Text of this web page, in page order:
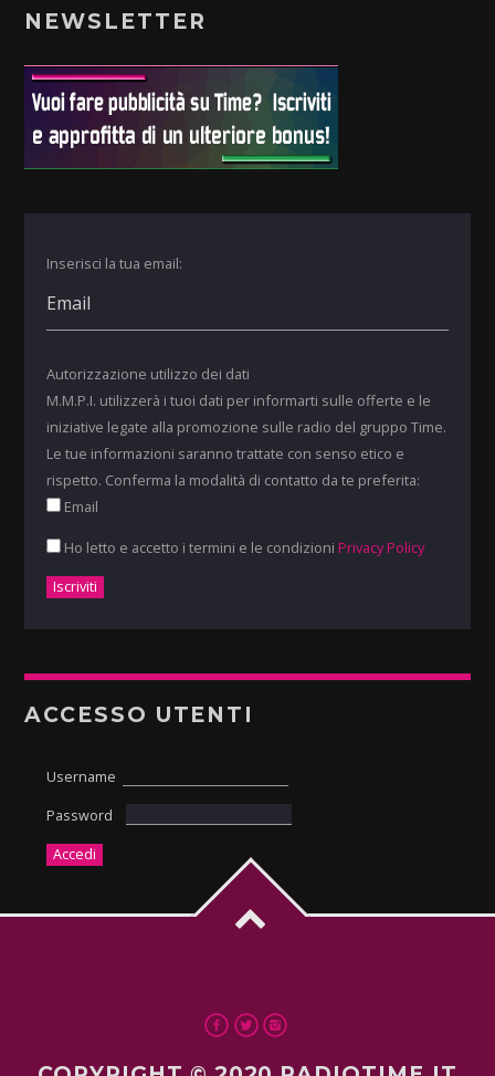
NEWSLETTER
Inserisci la tua email:
Autorizzazione utilizzo dei dati
M.M.P.I. utilizzerà i tuoi dati per informarti sulle offerte e le
iniziative legate alla promozione sulle radio del gruppo Time.
Le tue informazioni saranno trattate con senso etico e
rispetto. Conferma la modalità di contatto da te preferita:
Email
Ho letto e accetto i termini e le condizioni Privacy Policy
ACCESSO UTENTI
Username
Password